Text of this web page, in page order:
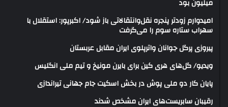
میلیون بود
امیدوارم زودتر پنجره نقل‌وانتقالاتی باز شود/ اکبرپور: استقلال با
سهراب ستاره سوم را می‌گرفت
پیروزی پرگل جوانان واترپلوی ایران مقابل عربستان
ویدیو/ گل‌های هری‌ کین برای بایرن مونیخ و تیم ملی انگلیس
پایان کار دو ملی پوش در بخش اسکیت جام جهانی تیراندازی
رقیبان سابریست‌های ایران مشخص شدند